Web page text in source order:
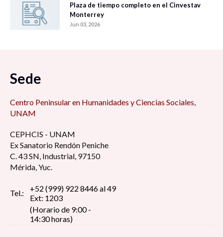
Plaza de tiempo completo en el Cinvestav
Monterrey
Jun 03, 2026
Sede
Centro Peninsular en Humanidades y Ciencias Sociales,
UNAM
CEPHCIS - UNAM
Ex Sanatorio Rendón Peniche
C. 43 SN, Industrial, 97150
Mérida, Yuc.
Tel.:
+52 (999) 922 8446 al 49
Ext: 1203
(Horario de 9:00 -
14:30 horas)